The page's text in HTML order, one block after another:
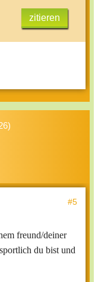
zitieren
#5
freund/deiner
du bist und